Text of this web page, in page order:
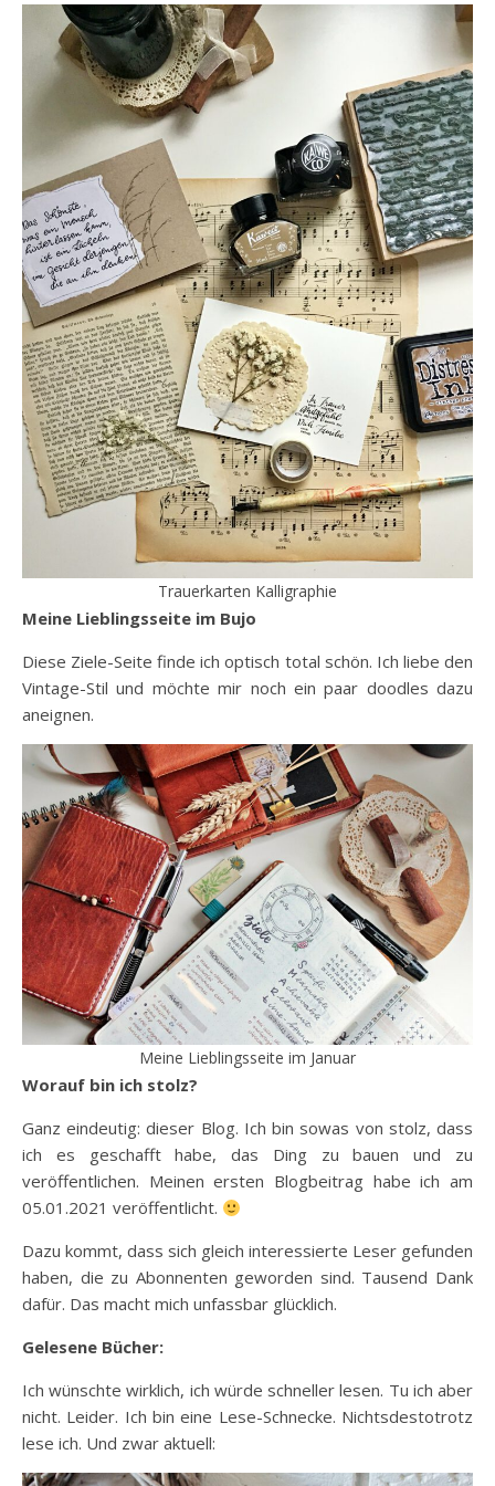
Trauerkarten Kalligraphie
Meine Lieblingsseite im Bujo
Diese Ziele-Seite finde ich optisch total schön. Ich liebe den
Vintage-Stil und möchte mir noch ein paar doodles dazu
aneignen.
Meine Lieblingsseite im Januar
Worauf bin ich stolz?
Ganz eindeutig: dieser Blog. Ich bin sowas von stolz, dass
ich es geschafft habe, das Ding zu bauen und zu
veröffentlichen. Meinen ersten Blogbeitrag habe ich am
05.01.2021 veröffentlicht.
Dazu kommt, dass sich gleich interessierte Leser gefunden
haben, die zu Abonnenten geworden sind. Tausend Dank
dafür. Das macht mich unfassbar glücklich.
Gelesene Bücher:
Ich wünschte wirklich, ich würde schneller lesen. Tu ich aber
nicht. Leider. Ich bin eine Lese-Schnecke. Nichtsdestotrotz
lese ich. Und zwar aktuell: